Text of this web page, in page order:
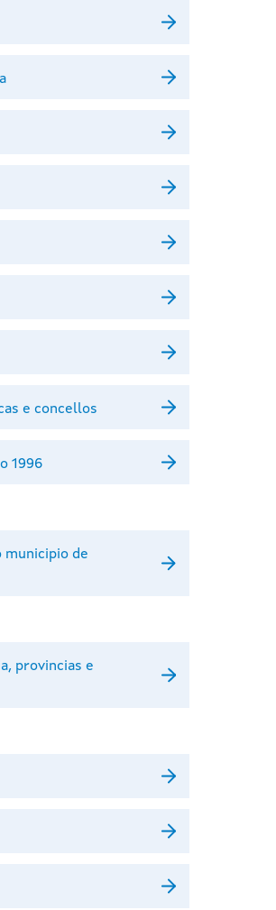
e concellos
1996
municipio de
provincias e